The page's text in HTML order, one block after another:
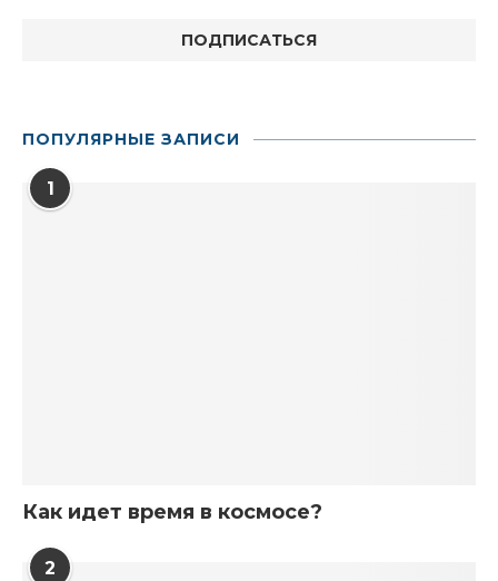
ПОПУЛЯРНЫЕ ЗАПИСИ
1
Как идет время в космосе?
2